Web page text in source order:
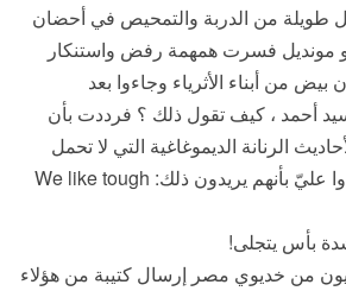
طويلة من الدربة والتمحيص في أحضان
مونديل فسرت همهمة رفض واستنكار
من أبناء الأثرياء وجاءوا بعد
أحمد ، كيف تقول ذلك ؟ فرددت بأن
الرنانة الديموغاغية التي لا تحمل
محتوي ولا مضامين. ردوا عليّ بأنهم يريدون ذلك: We like tough
بأس يتجلى!
من خديوي مصر إرسال كتيبة من هؤلاء